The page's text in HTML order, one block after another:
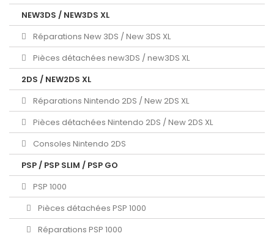
NEW3DS / NEW3DS XL
Réparations New 3DS / New 3DS XL
Pièces détachées new3DS / new3DS XL
2DS / NEW2DS XL
Réparations Nintendo 2DS / New 2DS XL
Pièces détachées Nintendo 2DS / New 2DS XL
Consoles Nintendo 2DS
PSP / PSP SLIM / PSP GO
PSP 1000
Pièces détachées PSP 1000
Réparations PSP 1000